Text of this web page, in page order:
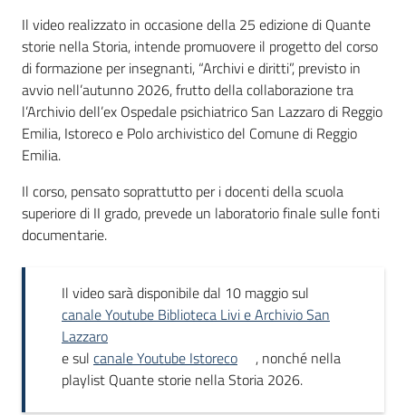
Seguici
su
Il video realizzato in occasione della 25 edizione di Quante
storie nella Storia, intende promuovere il progetto del corso
di formazione per insegnanti, “Archivi e diritti”, previsto in
avvio nell’autunno 2026, frutto della collaborazione tra
l’Archivio dell’ex Ospedale psichiatrico San Lazzaro di Reggio
Emilia, Istoreco e Polo archivistico del Comune di Reggio
Emilia.
Il corso, pensato soprattutto per i docenti della scuola
superiore di II grado, prevede un laboratorio finale sulle fonti
documentarie.
Il video sarà disponibile dal 10 maggio sul
canale Youtube Biblioteca Livi e Archivio San
Lazzaro
e sul canale Youtube Istoreco
, nonché nella
playlist Quante storie nella Storia 2026.